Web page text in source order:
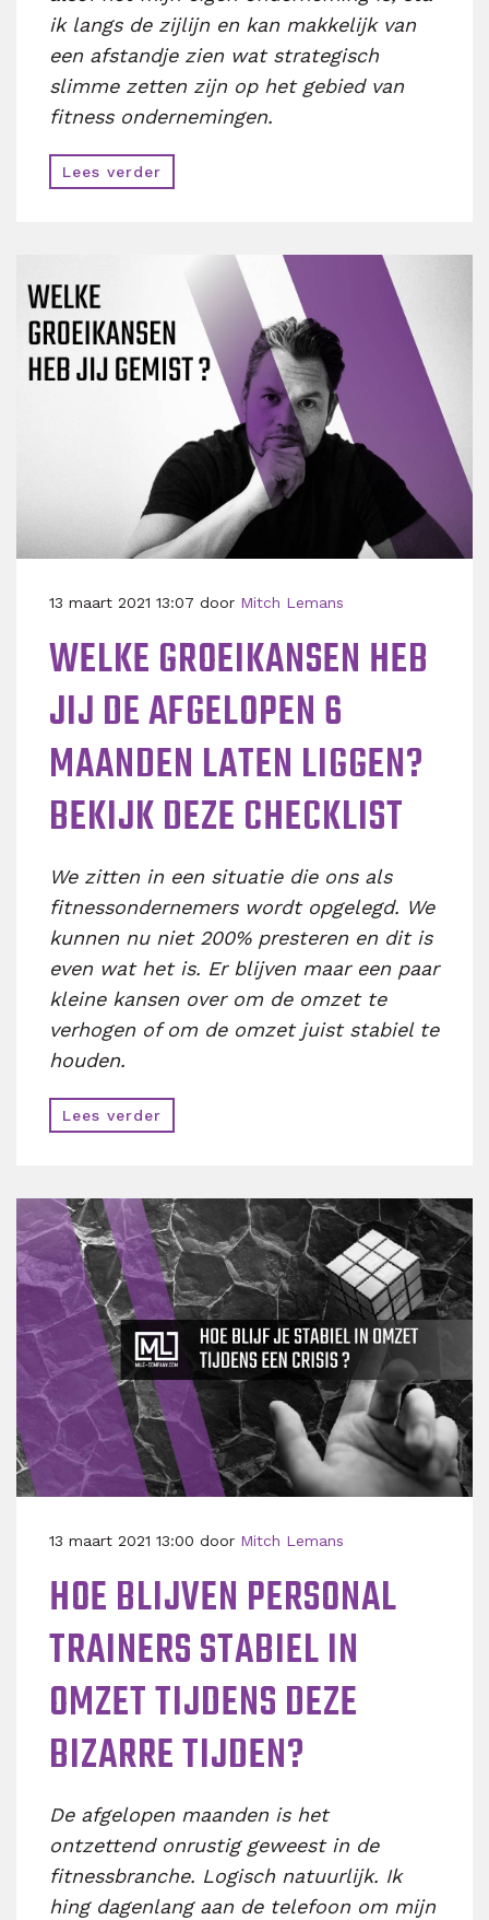
ik langs de zijlijn en kan makkelijk van
een afstandje zien wat strategisch
slimme zetten zijn op het gebied van
fitness ondernemingen.
Lees verder
13 maart 2021 13:07 door Mitch Lemans
WELKE GROEIKANSEN HEB
JIJ DE AFGELOPEN 6
MAANDEN LATEN LIGGEN?
BEKIJK DEZE CHECKLIST
We zitten in een situatie die ons als
fitnessondernemers wordt opgelegd. We
kunnen nu niet 200% presteren en dit is
even wat het is. Er blijven maar een paar
kleine kansen over om de omzet te
verhogen of om de omzet juist stabiel te
houden.
Lees verder
13 maart 2021 13:00 door Mitch Lemans
HOE BLIJVEN PERSONAL
TRAINERS STABIEL IN
OMZET TIJDENS DEZE
BIZARRE TIJDEN?
De afgelopen maanden is het
ontzettend onrustig geweest in de
fitnessbranche. Logisch natuurlijk. Ik
hing dagenlang aan de telefoon om mijn